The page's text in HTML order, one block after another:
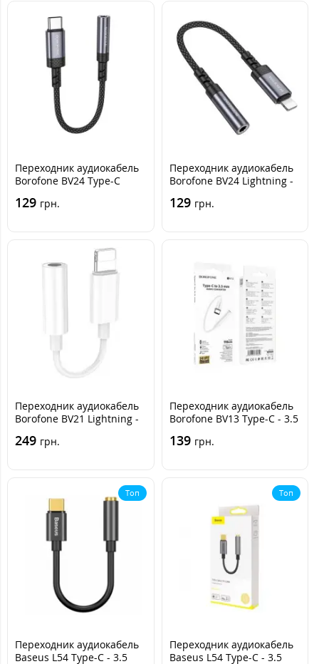
Переходник аудиокабель
Borofone BV24 Type-C
129 грн.
Переходник аудиокабель
Borofone BV24 Lightning -
129 грн.
Переходник аудиокабель
Borofone BV21 Lightning -
249 грн.
Переходник аудиокабель
Borofone BV13 Type-C - 3.5
139 грн.
Топ
Переходник аудиокабель
Baseus L54 Type-C - 3.5
Топ
Переходник аудиокабель
Baseus L54 Type-C - 3.5